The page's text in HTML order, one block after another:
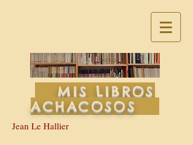
MIS LIBROS
ACHACOSOS
Jean Le Hallier